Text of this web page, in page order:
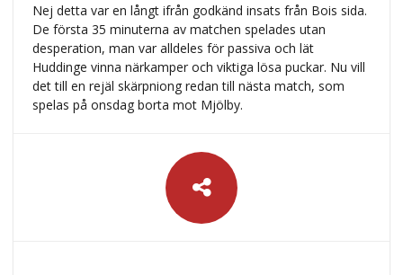
Nej detta var en långt ifrån godkänd insats från Bois sida.
De första 35 minuterna av matchen spelades utan
desperation, man var alldeles för passiva och lät
Huddinge vinna närkamper och viktiga lösa puckar. Nu vill
det till en rejäl skärpniong redan till nästa match, som
spelas på onsdag borta mot Mjölby.